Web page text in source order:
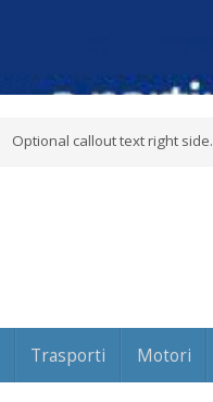
Optional callout text right side.
Trasporti Motori